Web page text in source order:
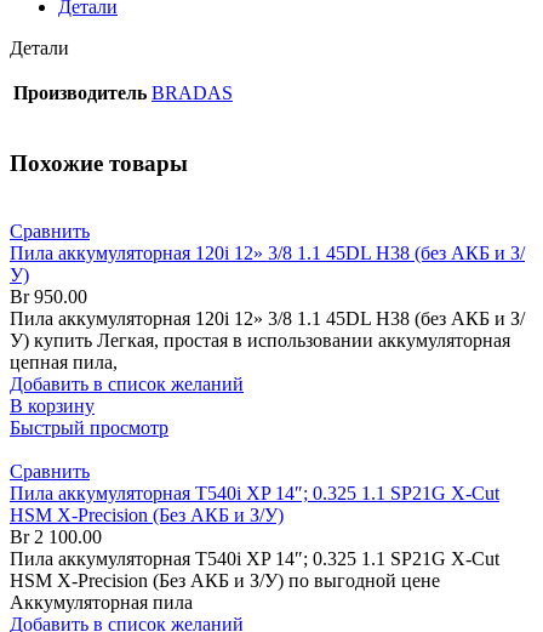
Детали
Детали
Производитель BRADAS
Похожие товары
Сравнить
Пила аккумуляторная 120i 12» 3/8 1.1 45DL H38 (без АКБ и З/
У)
Br950.00
Пила аккумуляторная 120i 12» 3/8 1.1 45DL H38 (без АКБ и З/
У) купить Легкая, простая в использовании аккумуляторная
цепная пила,
Добавить в список желаний
В корзину
Быстрый просмотр
Сравнить
Пила аккумуляторная T540i XP 14″; 0.325 1.1 SP21G X-Cut
HSM X-Precision (Без АКБ и З/У)
Br2 100.00
Пила аккумуляторная T540i XP 14″; 0.325 1.1 SP21G X-Cut
HSM X-Precision (Без АКБ и З/У) по выгодной цене
Аккумуляторная пила
Добавить в список желаний